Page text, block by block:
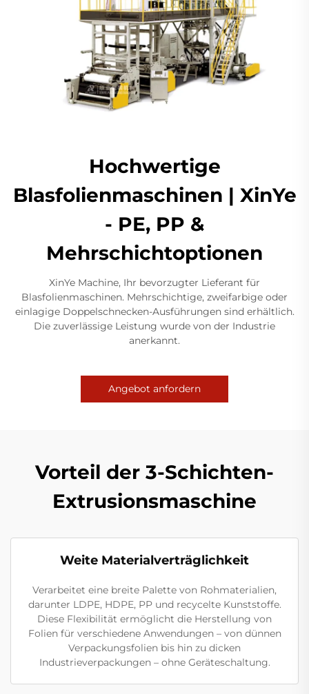
Hochwertige
Blasfolienmaschinen | XinYe
- PE, PP &
Mehrschichtoptionen
XinYe Machine, Ihr bevorzugter Lieferant für
Blasfolienmaschinen. Mehrschichtige, zweifarbige oder
einlagige Doppelschnecken-Ausführungen sind erhältlich.
Die zuverlässige Leistung wurde von der Industrie
anerkannt.
Angebot anfordern
Vorteil der 3-Schichten-
Extrusionsmaschine
Weite Materialverträglichkeit
Verarbeitet eine breite Palette von Rohmaterialien,
darunter LDPE, HDPE, PP und recycelte Kunststoffe.
Diese Flexibilität ermöglicht die Herstellung von
Folien für verschiedene Anwendungen – von dünnen
Verpackungsfolien bis hin zu dicken
Industrieverpackungen – ohne Geräteschaltung.